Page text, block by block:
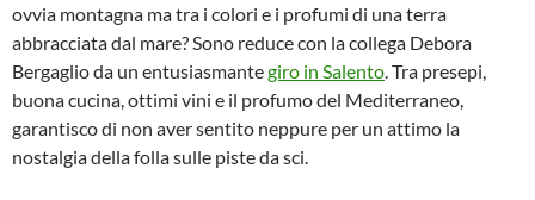
ovvia montagna ma tra i colori e i profumi di una terra
abbracciata dal mare? Sono reduce con la collega Debora
Bergaglio da un entusiasmantegiro in Salento . Tra presepi,
buona cucina, ottimi vini e il profumo del Mediterraneo,
garantisco di non aver sentito neppure per un attimo la
nostalgia della folla sulle piste da sci.